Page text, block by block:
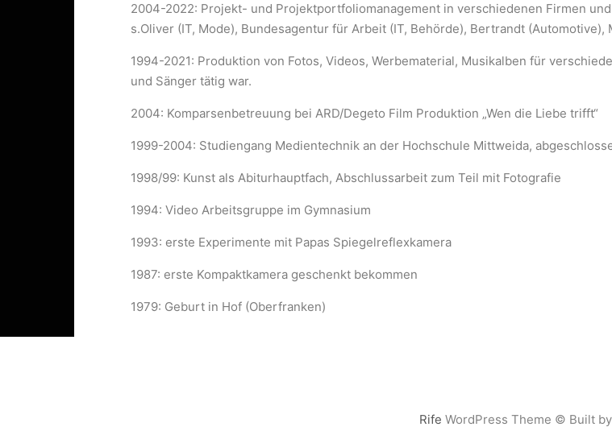
2004-2022: Projekt- und Projektportfoliomanagement in verschiedenen Firmen
s.Oliver (IT, Mode), Bundesagentur für Arbeit (IT, Behörde), Bertrandt (Automotive),
1994-2021: Produktion von Fotos, Videos, Werbematerial, Musikalben für
und Sänger tätig war.
2004: Komparsenbetreuung bei ARD/Degeto Film Produktion „Wen die Liebe trifft“
1999-2004: Studiengang Medientechnik an der Hochschule Mittweida,
1998/99: Kunst als Abiturhauptfach, Abschlussarbeit zum Teil mit Fotografie
1994: Video Arbeitsgruppe im Gymnasium
1993: erste Experimente mit Papas Spiegelreflexkamera
1987: erste Kompaktkamera geschenkt bekommen
1979: Geburt in Hof (Oberfranken)
Rife WordPress Theme © Built